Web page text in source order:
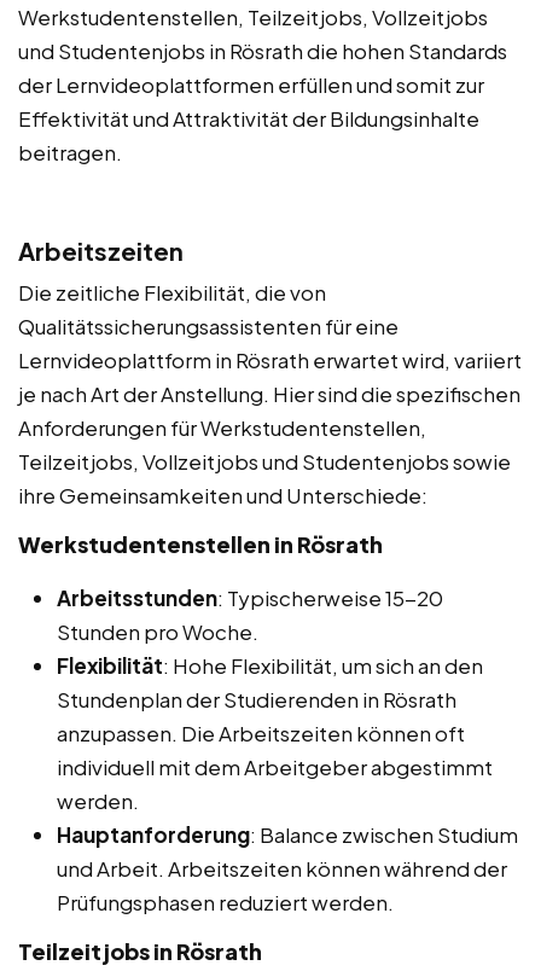
Werkstudentenstellen, Teilzeitjobs, Vollzeitjobs
und Studentenjobs in Rösrath die hohen Standards
der Lernvideoplattformen erfüllen und somit zur
Effektivität und Attraktivität der Bildungsinhalte
beitragen.
Arbeitszeiten
Die zeitliche Flexibilität, die von
Qualitätssicherungsassistenten für eine
Lernvideoplattform in Rösrath erwartet wird, variiert
je nach Art der Anstellung. Hier sind die spezifischen
Anforderungen für Werkstudentenstellen,
Teilzeitjobs, Vollzeitjobs und Studentenjobs sowie
ihre Gemeinsamkeiten und Unterschiede:
Werkstudentenstellen in Rösrath
Arbeitsstunden: Typischerweise 15-20
Stunden pro Woche.
Flexibilität: Hohe Flexibilität, um sich an den
Stundenplan der Studierenden in Rösrath
anzupassen. Die Arbeitszeiten können oft
individuell mit dem Arbeitgeber abgestimmt
werden.
Hauptanforderung: Balance zwischen Studium
und Arbeit. Arbeitszeiten können während der
Prüfungsphasen reduziert werden.
Teilzeitjobs in Rösrath